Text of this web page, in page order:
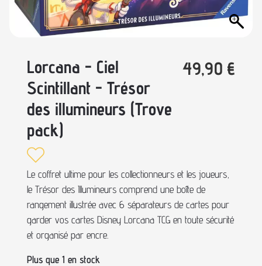
Lorcana - Ciel
Scintillant - Trésor
des illumineurs (Trove
pack)
49,90 €
Le coffret ultime pour les collectionneurs et les joueurs,
le Trésor des Illumineurs comprend une boîte de
rangement illustrée avec 6 séparateurs de cartes pour
garder vos cartes Disney Lorcana TCG en toute sécurité
et organisé par encre.
Plus que 1 en stock